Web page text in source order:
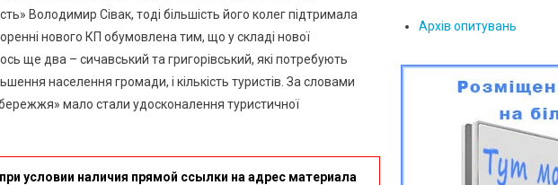
Володимир Сівак, тоді більшість його колег підтримала
нового КП обумовлена тим, що у складі нової
ще два – сичавський та григорівський, які потребують
населення громади, і кількість туристів. За словами
мало стали удосконалення туристичної
условии наличия прямой ссылки на адрес материала
Архів опитувань